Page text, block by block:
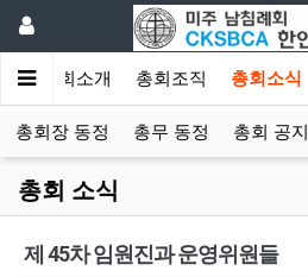
총회소개 총회조직 총회소식
총회장 동정 총무 동정 총회 공지
총회 소식
제 45차 임원진과 운영위원들